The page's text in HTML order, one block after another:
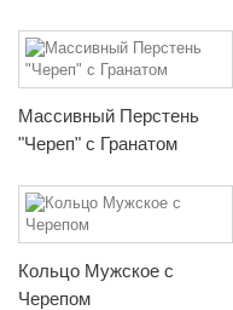
Массивный Перстень
"Череп" с Гранатом
Кольцо Мужское с
Черепом